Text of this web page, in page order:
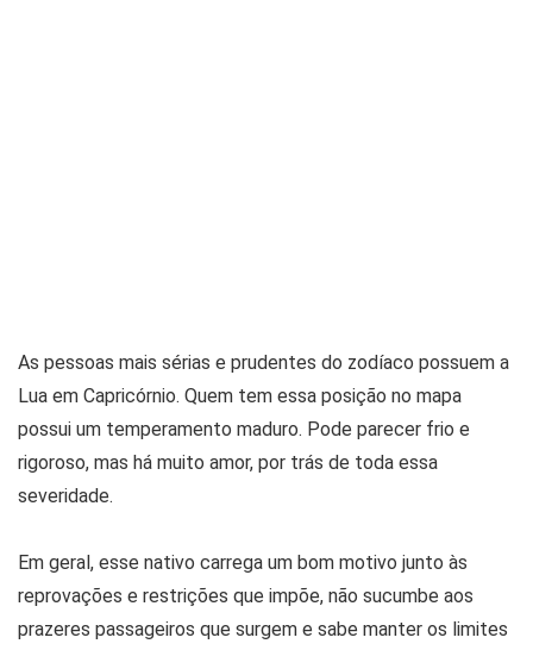
As pessoas mais sérias e prudentes do zodíaco possuem a
Lua em Capricórnio. Quem tem essa posição no mapa
possui um temperamento maduro. Pode parecer frio e
rigoroso, mas há muito amor, por trás de toda essa
severidade.
Em geral, esse nativo carrega um bom motivo junto às
reprovações e restrições que impõe, não sucumbe aos
prazeres passageiros que surgem e sabe manter os limites